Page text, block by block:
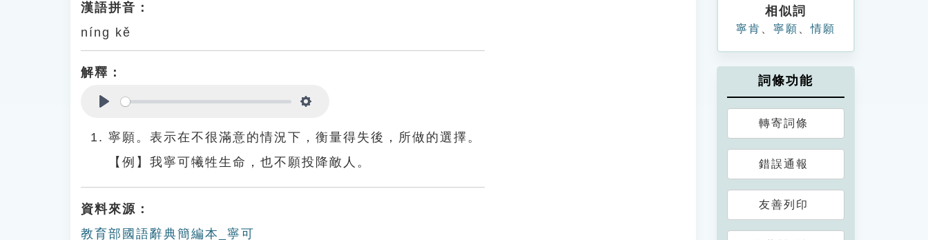
漢語拼音：
níng kě
解釋：
寧願。表示在不很滿意的情況下，衡量得失後，所做的選擇。
【例】我寧可犧牲生命，也不願投降敵人。
資料來源：
教育部國語辭典簡編本_寧可
相似詞
寧肯 寧願 、情願
詞條功能
轉寄詞條
錯誤通報
友善列印